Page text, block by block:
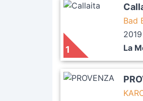
1
Bad
2019
La